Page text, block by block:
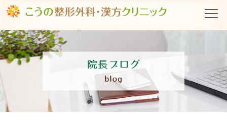
院長ブログ
blog